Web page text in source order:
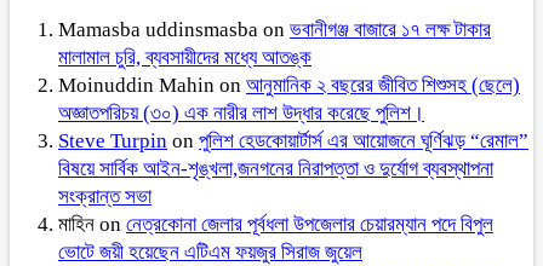
Mamasba uddinsmasba on ভবানীগঞ্জ বাজারে ১৭ লক্ষ টাকার
মালামাল চুরি, ব্যবসায়ীদের মধ্যে আতঙ্ক
Moinuddin Mahin on আনুমানিক ২ বছরের জীবিত শিশুসহ (ছেলে)
অজ্ঞাতপরিচয় (৩০) এক নারীর লাশ উদ্ধার করেছে পুলিশ।
Steve Turpin on পুলিশ হেডকোয়ার্টার্স এর আয়োজনে ঘূর্ণিঝড় “রেমাল”
বিষয়ে সার্বিক আইন-শৃঙ্খলা,জনগনের নিরাপত্তা ও দুর্যোগ ব্যবস্থাপনা
সংক্রান্ত সভা
মাহিন on নেত্রকোনা জেলার পূর্বধলা উপজেলার চেয়ারম্যান পদে বিপুল
ভোটে জয়ী হয়েছেন এটিএম ফয়জুর সিরাজ জুয়েল